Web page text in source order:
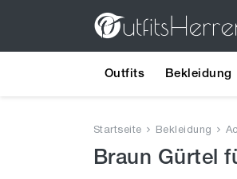
Outfits Bekleidung
Startseite Bekleidung
Braun Gürtel